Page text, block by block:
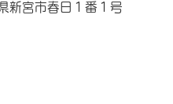
宮市春日１番１号